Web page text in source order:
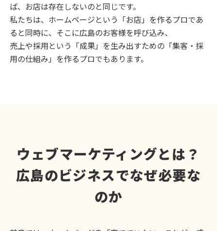
ば、お店は存在しないのと同じです。
私たちは、ホームページという「お店」を作るプロであ
ると同時に、そこに広島のお客様を呼び込み、
売上や採用という「成果」を生み出すための「集客・採
用の仕組み」を作るプロでもあります。
ウェブマーケティングとは？
広島のビジネスでなぜ必要な
のか